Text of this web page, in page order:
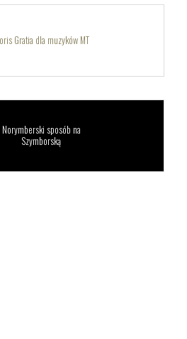
Gratia dla muzyków MT
Norymberski sposób na
Szymborską